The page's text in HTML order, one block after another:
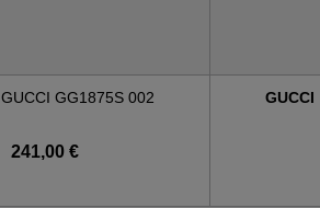
GUCCI GG1875S 002
241,00 €
GUCCI